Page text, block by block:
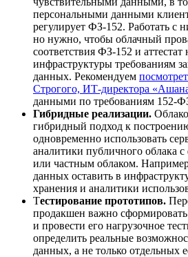
персональными данными
регулирует ФЗ-152. Работать с
но нужно, чтобы облачный
соответствия ФЗ-152 и аттестат
инфраструктуры требованиям
данных. Рекомендуем
Строгого, ИТ-директора
данными по требованиям 152-
Гибридные реализации.
гибридный подход к
одновременно использовать
аналитики публичного облака
или частным облаком.
данных оставить в
хранения и аналитики
Тестирование прототипов.
продакшен важно
и провести его нагрузочное
определить реальные
данных, а не только отдельных